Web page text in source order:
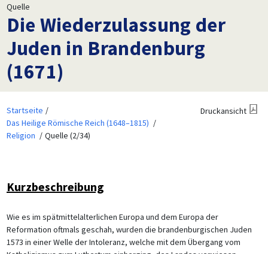
Quelle
Die Wiederzulassung der
Juden in Brandenburg
(1671)
Startseite
Das Heilige Römische Reich (1648–1815)
Religion
Quelle (2/34)
Druckansicht
Kurzbeschreibung
Wie es im spätmittelalterlichen Europa und dem Europa der
Reformation oftmals geschah, wurden die brandenburgischen Juden
1573 in einer Welle der Intoleranz, welche mit dem Übergang vom